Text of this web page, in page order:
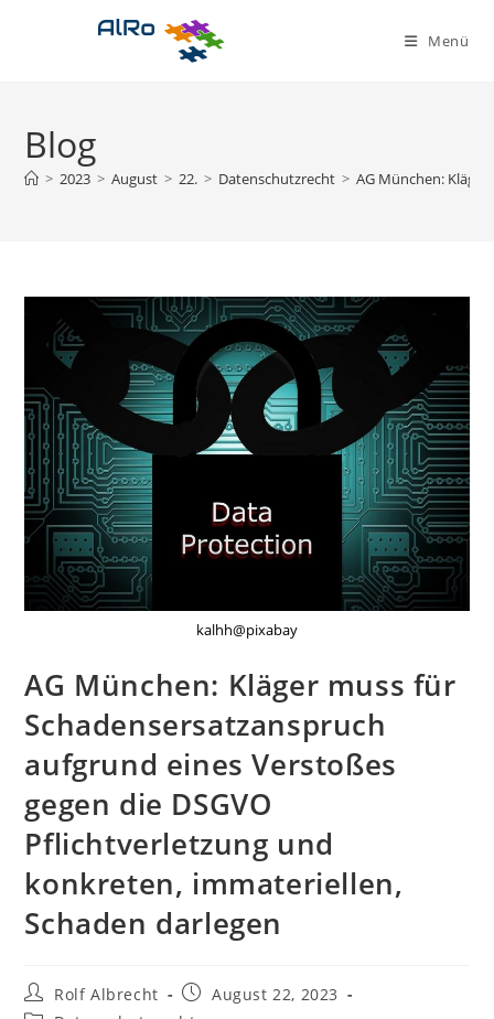
Menü
Blog
> 2023 > August > 22. > Datenschutzrecht > AG München:
kalhh@pixabay
AG München: Kläger muss für
Schadensersatzanspruch
aufgrund eines Verstoßes
gegen die DSGVO
Pflichtverletzung und
konkreten, immateriellen,
Schaden darlegen
Beitrags-
Autor:
Rolf Albrecht
Beitrag
veröffentlicht:
August 22, 2023